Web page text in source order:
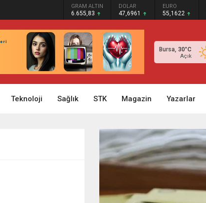
GRAM ALTIN
6.655,83
DOLAR
47,6961
EURO
55,1622
Bursa, 30°C
Açık
Teknoloji Sağlık STK Magazin Yazarlar